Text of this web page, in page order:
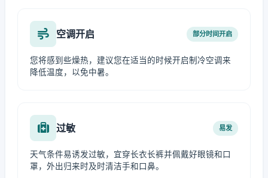
空调开启 部分时间开启
您将感到些燥热，建议您在适当的时候开启制冷空调来
降低温度，以免中暑。
过敏 易发
天气条件易诱发过敏，宜穿长衣长裤并佩戴好眼镜和口
罩，外出归来时及时清洁手和口鼻。